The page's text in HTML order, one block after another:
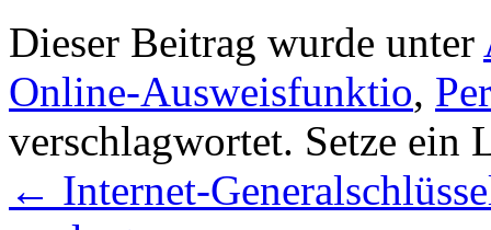
Dieser Beitrag wurde unter
Online-Ausweisfunktio,
verschlagwortet. Setze ein
← Internet-